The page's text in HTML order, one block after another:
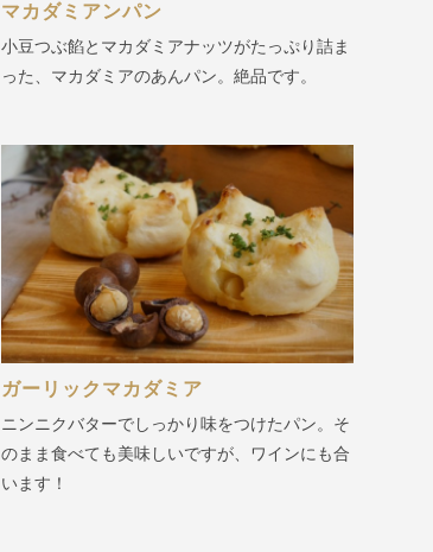
マカダミアンパン
小豆つぶ餡とマカダミアナッツがたっぷり詰ま
った、マカダミアのあんパン。絶品です。
ガーリックマカダミア
ニンニクバターでしっかり味をつけたパン。そ
のまま食べても美味しいですが、ワインにも合
います！